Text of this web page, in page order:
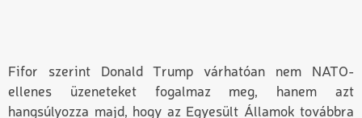
Fifor szerint Donald Trump várhatóan nem NATO-
ellenes üzeneteket fogalmaz meg, hanem azt
hangsúlyozza majd, hogy az Egyesült Államok továbbra